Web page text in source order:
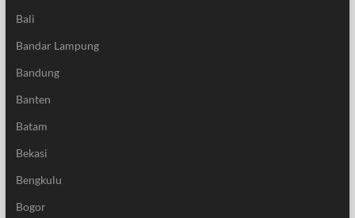
Bali
Bandar Lampung
Bandung
Banten
Batam
Bekasi
Bengkulu
Bogor